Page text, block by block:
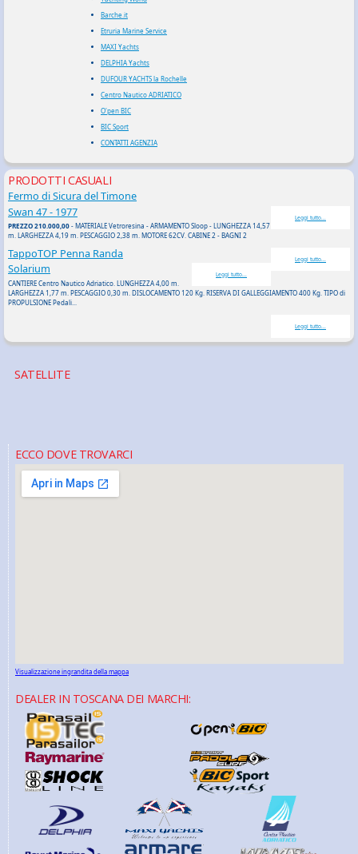
Barche.it
Etruria Marine Service
MAXI Yachts
DELPHIA Yachts
DUFOUR YACHTS la Rochelle
Centro Nautico ADRIATICO
O'pen BIC
BIC Sport
CONTATTI AGENZIA
PRODOTTI CASUALI
Fermo di Sicura del Timone
Leggi tutto...
Swan 47 - 1977
PREZZO 210.000,00- MATERIALE Vetroresina - ARMAMENTO Sloop - LUNGHEZZA 14,57
m. LARGHEZZA 4,19 m. PESCAGGIO 2,38 m. MOTORE 62CV. CABINE 2 - BAGNI 2
Leggi tutto...
TappoTOP Penna Randa
Leggi tutto...
Solarium
CANTIERE Centro Nautico Adriatico. LUNGHEZZA 4,00 m.
LARGHEZZA 1,77 m. PESCAGGIO 0,30 m. DISLOCAMENTO 120 Kg. RISERVA DI GALLEGGIAMENTO 400 Kg. TIPO di
PROPULSIONE Pedali...
Leggi tutto...
SATELLITE
ECCO DOVE TROVARCI
Visualizzazione ingrandita della mappa
DEALER IN TOSCANA DEI MARCHI: